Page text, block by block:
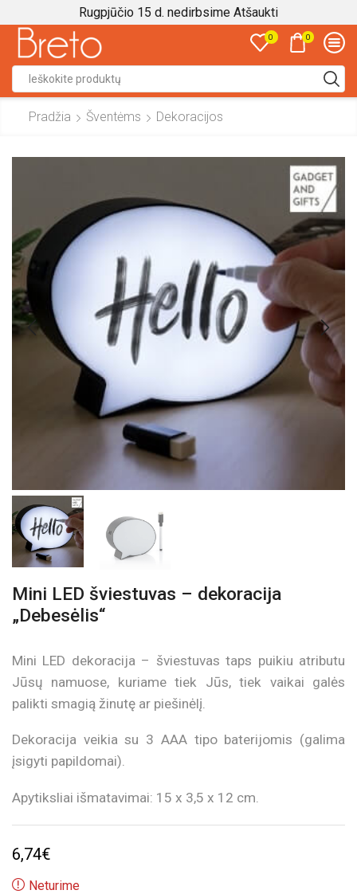
Rugpjūčio 15 d. nedirbsime Atšaukti
0 0
input
Pradžia Šventėms Dekoracijos
Mini LED šviestuvas – dekoracija
„Debesėlis“
Mini LED dekoracija – šviestuvas taps puikiu atributu
Jūsų namuose, kuriame tiek Jūs, tiek vaikai galės
palikti smagią žinutę ar piešinėlį.
Dekoracija veikia su 3 AAA tipo baterijomis (galima
įsigyti papildomai).
Apytiksliai išmatavimai: 15 x 3,5 x 12 cm.
6,74€
Neturime